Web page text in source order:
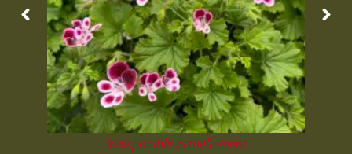
Indisponible actuellement